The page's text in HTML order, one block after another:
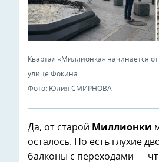
Квартал «Миллионка» начинается
улице Фокина.
Фото: Юлия СМИРНОВА
Да, от старой Миллионки
осталось. Но есть глухие
балконы с переходами —